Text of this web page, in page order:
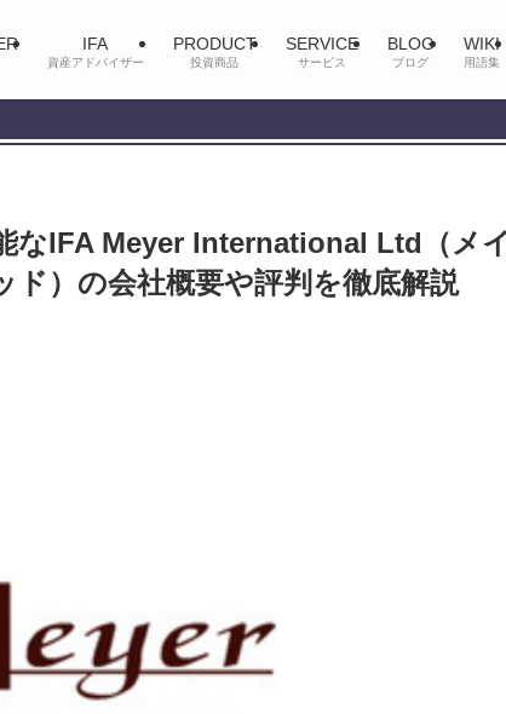
IFA
資産アドバイザー
PRODUCT
投資商品
SERVICE
サービス
BLOG
ブログ
WIKI
用語集
なIFA Meyer International Ltd（メイ
）の会社概要や評判を徹底解説